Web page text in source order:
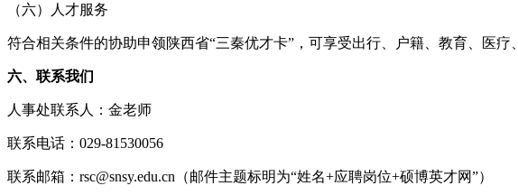
（六）人才服务
符合相关条件的协助申领陕西省“三秦优才卡”，可享受出行、户籍、教育、医
六、联系我们
人事处联系人：金老师
联系电话：029-81530056
联系邮箱：rsc@snsy.edu.cn（邮件主题标明为“姓名+应聘岗位+硕博英才网”）